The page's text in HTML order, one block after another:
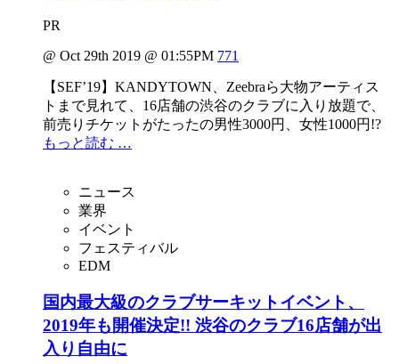
PR
@ Oct 29th 2019 @ 01:55PM 771
【SEF’19】KANDYTOWN、Zeebraら大物アーティス
トまで見れて、16店舗の渋谷のクラブに入り放題で、
前売りチケットがたったの男性3000円、女性1000円!?
もっと読む …
ニュース
業界
イベント
フェスティバル
EDM
国内最大級のクラブサーキットイベント、
2019年も開催決定!! 渋谷のクラブ16店舗が出
入り自由に